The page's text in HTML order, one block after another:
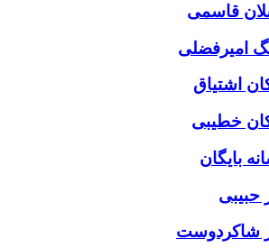
قاسمی
امیرفضلی
اشتیاق
خطیبی
بایگان
حبیبی
شاکردوست